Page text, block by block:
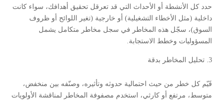
حدد كل الأنشطة أو الأحداث التي قد تعرقل تحقيق أهدافك، سواء كانت
داخلية (مثل الأخطاء التشغيلية) أو خارجية (تغير اللوائح أو ظروف
السوق)، سجّل هذه المخاطر في سجل مخاطر متكامل يشمل
المسؤوليات وخطط الاستجابة.
تحليل المخاطر بدقة
قَيّم كل خطر من حيث احتمالية حدوثه وتأثيره، وصنّفه بين منخفض،
متوسط، مرتفع أو كارثي، استخدم مصفوفة المخاطر لمناقشة الأولويات